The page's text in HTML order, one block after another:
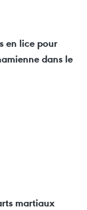
en lice pour
dans le
martiaux